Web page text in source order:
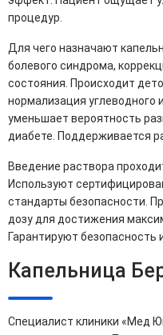
процедур.
Для чего назначают
болевого синдрома,
состояния. Происходит
нормализация углеводного
уменьшает вероятность
диабете. Поддерживается
Введение раствора
Используют
стандарты безопасности.
дозу для достижения
Гарантируют безопасность
Капельница
Специалист клиники «Мед